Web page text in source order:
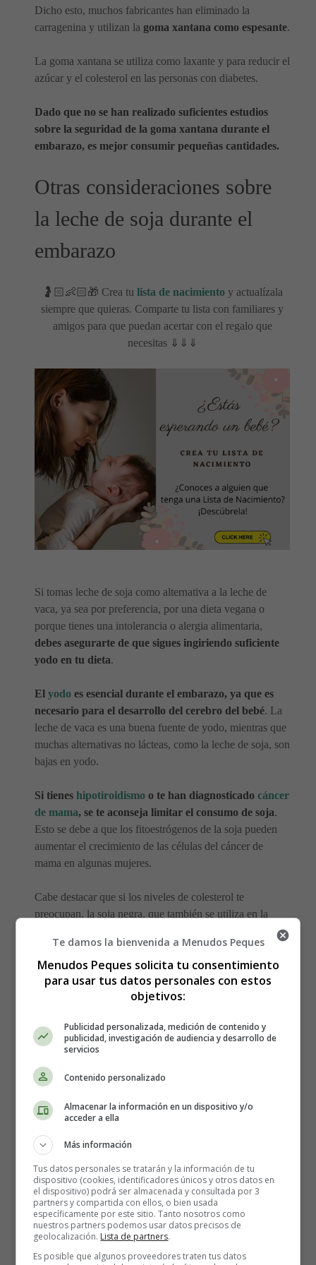
Dicho esto, muchos fabricantes han eliminado la
carragenina y utilizan la goma xantana como espesante.
La goma xantana se utiliza como laxante y para reducir el
azúcar y el colesterol en las personas con diabetes.
Dado que no se han realizado suficientes estudios
sobre la seguridad de la goma xantana durante el
embarazo, es mejor consumir pequeñas cantidades.
Otras consideraciones sobre
la leche de soja durante el
embarazo
🤰🏻👶🏻🎁 Crea tu lista de nacimientoy actualízala
siempre que quieras. Comparte tu lista con familiares y
amigos para que puedan acertar con el regalo que
necesitas ⇓⇓⇓
Si tomas leche de soja como alternativa a la leche de
vaca, ya sea por preferencia, por una dieta vegana o
porque tienes una intolerancia o alergia alimentaria,
debes asegurarte de que sigues ingiriendo suficiente
yodo en tu dieta.
El yodo es esencial durante el embarazo, ya que es
necesario para el desarrollo del cerebro del bebé. La
leche de vaca es una buena fuente de yodo, mientras que
muchas alternativas no lácteas, como la leche de soja, son
bajas en yodo.
Si tienes hipotiroidismo o te han diagnosticado cáncer
de mama, se te aconseja limitar el consumo de soja.
Esto se debe a que los fitoestrógenos de la soja pueden
aumentar el crecimiento de las células del cáncer de
mama en algunas mujeres.
Cabe destacar que si los niveles de colesterol te
preocupan, la soja negra, que también se utiliza en la
leche de soja negra, puede ayudar a reducir el colesterol
más que la soja blanca o amarilla.
También se ha demostrado que la soja negra, al ser más
rica en antioxidantes, es la que más mejora los factores de
¿La leche de soja está
pasteurizada?
pasteurizada o tratada con altas temperaturas para poder
ser almacenada con seguridad.
Puedes identificar la leche de soja pasteurizada
comprobando el envase, que debe decir UHT. Es posible
que te encuentres con otro tipo de tratamiento para la
Te damos la bienvenida a Menudos Peques
Menudos Peques solicita tu consentimiento
para usar tus datos personales con estos
objetivos:
Publicidad personalizada, medición de contenido y
publicidad, investigación de audiencia y desarrollo de
servicios
Contenido personalizado
Almacenar la información en un dispositivo y/o
acceder a ella
Más información
Tus datos personales se tratarán y la información de tu
dispositivo (cookies, identificadores únicos y otros datos en
el dispositivo) podrá ser almacenada y consultada por 3
partners y compartida con ellos, o bien usada
específicamente por este sitio. Tanto nosotros como
nuestros partners podemos usar datos precisos de
geolocalización. Lista de partners.
Es posible que algunos proveedores traten tus datos